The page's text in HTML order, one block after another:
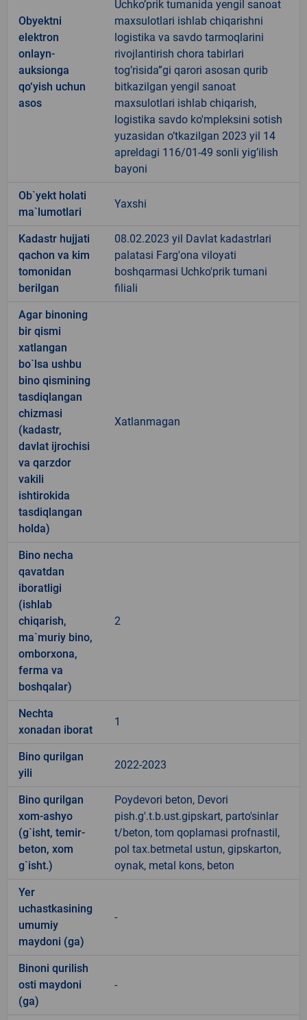
Obyektni
elektron
onlayn-
auksionga
qo‘yish uchun
asos
Uchko’prik tumanida yengil sanoat
maxsulotlari ishlab chiqarishni
logistika va savdo tarmoqlarini
rivojlantirish chora tabirlari
tog’risida”gi qarori asosan qurib
bitkazilgan yengil sanoat
maxsulotlari ishlab chiqarish,
logistika savdo ko'mpleksini sotish
yuzasidan o’tkazilgan 2023 yil 14
apreldagi 116/01-49 sonli yig’ilish
bayoni
Ob`yekt holati
ma`lumotlari
Yaxshi
Kadastr hujjati
qachon va kim
tomonidan
berilgan
08.02.2023 yil Davlat kadastrlari
palatasi Farg'ona viloyati
boshqarmasi Uchko'prik tumani
filiali
Agar binoning
bir qismi
xatlangan
bo`lsa ushbu
bino qismining
tasdiqlangan
chizmasi
(kadastr,
davlat ijrochisi
va qarzdor
vakili
ishtirokida
tasdiqlangan
holda)
Xatlanmagan
Bino necha
qavatdan
iboratligi
(ishlab
chiqarish,
ma`muriy bino,
omborxona,
ferma va
boshqalar)
2
Nechta
xonadan iborat
1
Bino qurilgan
yili
2022-2023
Bino qurilgan
xom-ashyo
(g`isht, temir-
beton, xom
g`isht.)
Poydevori beton, Devori
pish.g'.t.b.ust.gipskart, parto'sinlar
t/beton, tom qoplamasi profnastil,
pol tax.betmetal ustun, gipskarton,
oynak, metal kons, beton
Yer
uchastkasining
umumiy
maydoni (ga)
-
Binoni qurilish
osti maydoni
(ga)
-